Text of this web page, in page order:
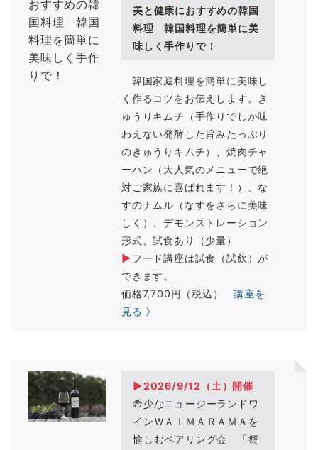
美と健康におすすめの韓国
料理 韓国料理を簡単に美
味しく手作りで！
韓国家庭料理を簡単に美味し
く作るコツをお伝えします。き
ゅうりキムチ（手作りでしか味
わえない発酵した旨みたっぷり
のきゅうりキムチ）、焼肉チャ
ーハン（大人気のメニューで絶
対ご家族に喜ばれます！）、な
すのナムル（なすをさらに美味
しく）、デモンストレーション
形式、試食あり（少量）
▶フード講座は試食（試飲）が
できます。
価格7,700円（税込）講座を
見る 》
▶2026/9/12（土 ）開催
希少なニュージーランドワ
インＷＡＩＭＡＲＡＭＡを
愉しむペアリング会 「蟹